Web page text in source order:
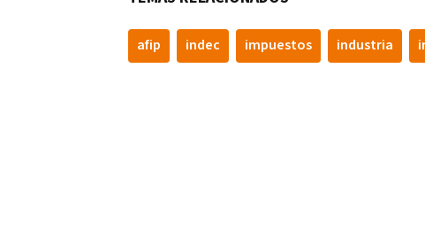
afip indec impuestos industria